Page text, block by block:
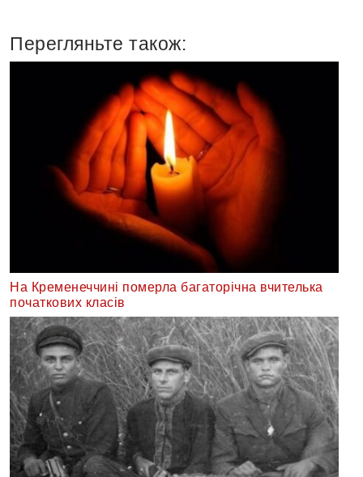
Перегляньте також:
На Кременеччині померла багаторічна вчителька
початкових класів